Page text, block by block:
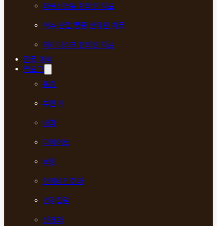
좌골신경통 한의원 치료
척추·관절 통증 한의원 치료
허리디스크 한의원 치료
진료 예약
블로그
통증
부인과
내과
다이어트
보양
안이비인후과
건강칼럼
신경과